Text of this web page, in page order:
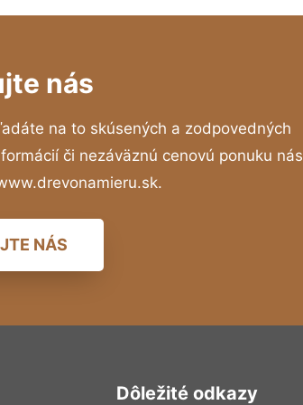
nás
na to skúsených a zodpovedných
či nezáväznú cenovú ponuku nás
NÁS
Dôležité odkazy